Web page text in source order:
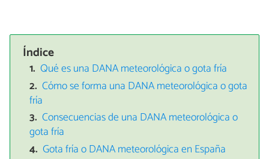
Índice
Qué es una DANA meteorológica o gota fría
Cómo se forma una DANA meteorológica o gota
fría
Consecuencias de una DANA meteorológica o
gota fría
Gota fría o DANA meteorológica en España